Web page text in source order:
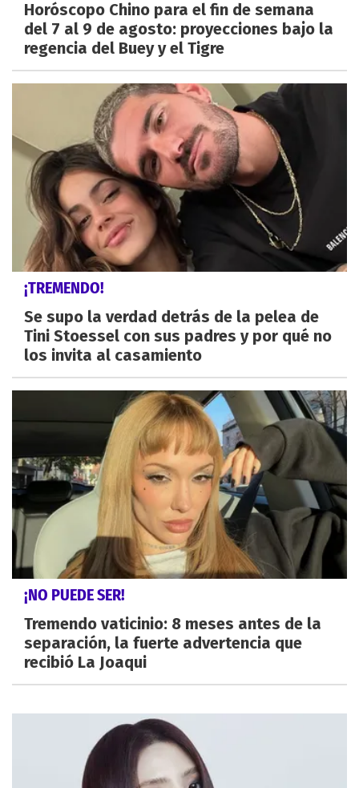
Horóscopo Chino para el fin de semana
del 7 al 9 de agosto: proyecciones bajo la
regencia del Buey y el Tigre
¡TREMENDO!
Se supo la verdad detrás de la pelea de
Tini Stoessel con sus padres y por qué no
los invita al casamiento
¡NO PUEDE SER!
Tremendo vaticinio: 8 meses antes de la
separación, la fuerte advertencia que
recibió La Joaqui